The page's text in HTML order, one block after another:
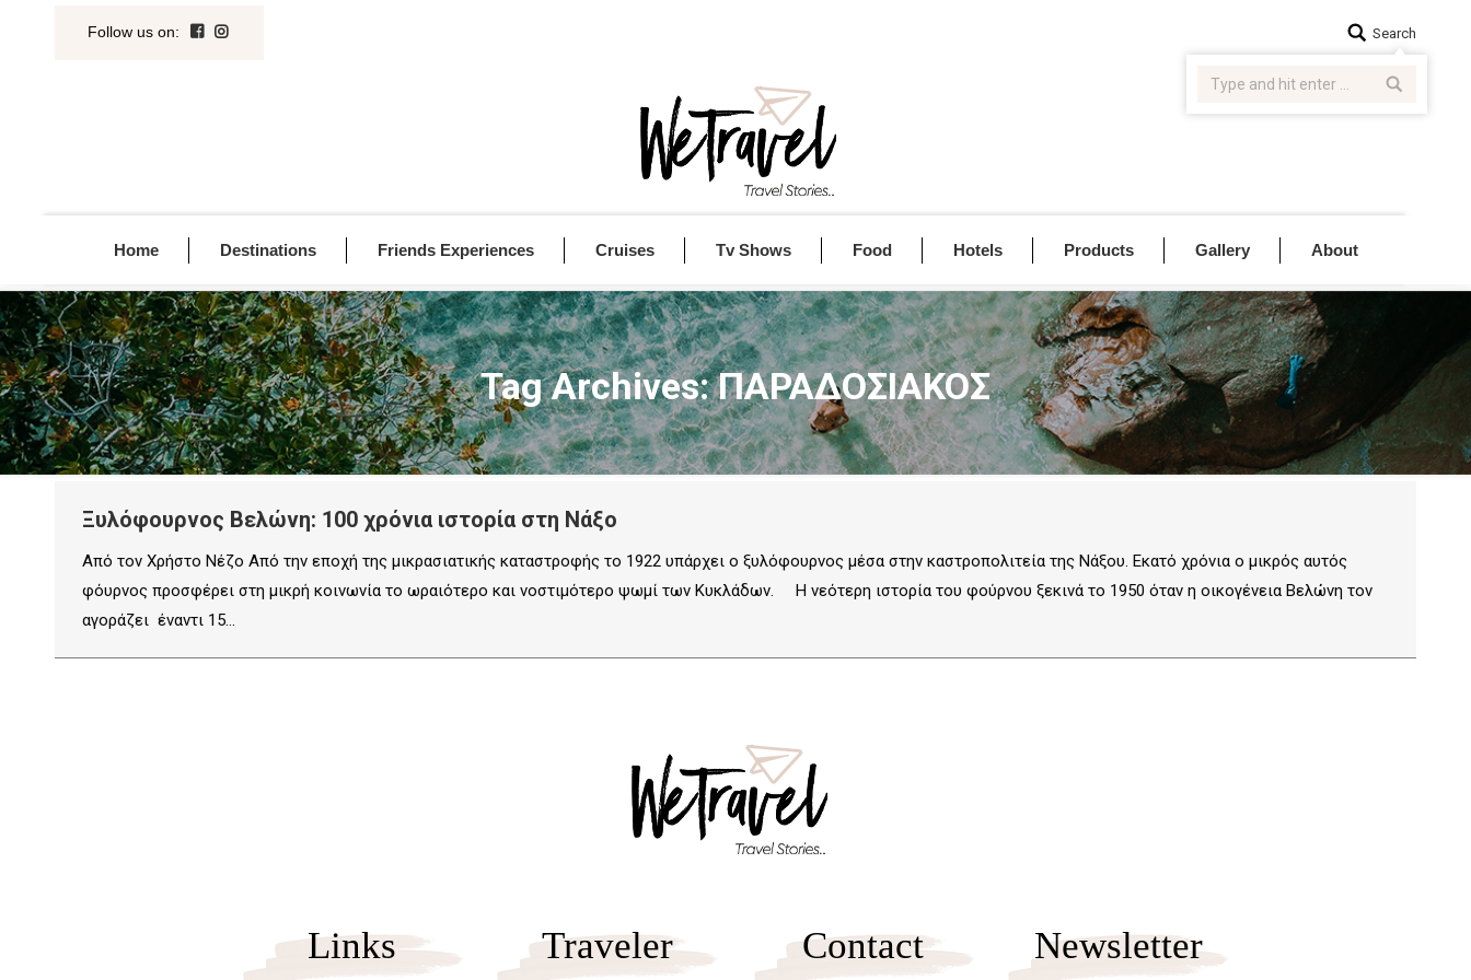
Follow us on: Search:Search
Home Destinations Friends Experiences Cruises Tv Shows Food Hotels Products Gallery About
Tag Archives:ΠΑΡΑΔΟΣΙΑΚΟΣ
Ξυλόφουρνος Βελώνη: 100 χρόνια ιστορία στη Νάξο
Από τον Χρήστο Νέζο Από την εποχή της μικρασιατικής καταστροφής το 1922 υπάρχει ο ξυλόφουρνος μέσα στην καστροπολιτεία της Νάξου. Εκατό χρόνια ο μικρός αυτός
φόυρνος προσφέρει στη μικρή κοινωνία το ωραιότερο και νοστιμότερο ψωμί των Κυκλάδων. Η νεότερη ιστορία του φούρνου ξεκινά το 1950 όταν η οικογένεια Βελώνη τον
αγοράζει έναντι 15…
Links Traveler Contact Newsletter